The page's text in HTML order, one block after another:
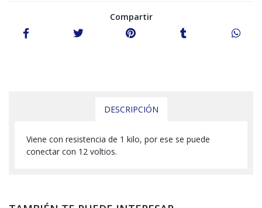
Compartir
DESCRIPCIÓN
Viene con resistencia de 1 kilo, por ese se puede
conectar con 12 voltios.